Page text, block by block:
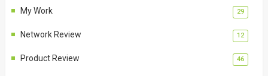
My Work 29
Network Review 12
Product Review 46